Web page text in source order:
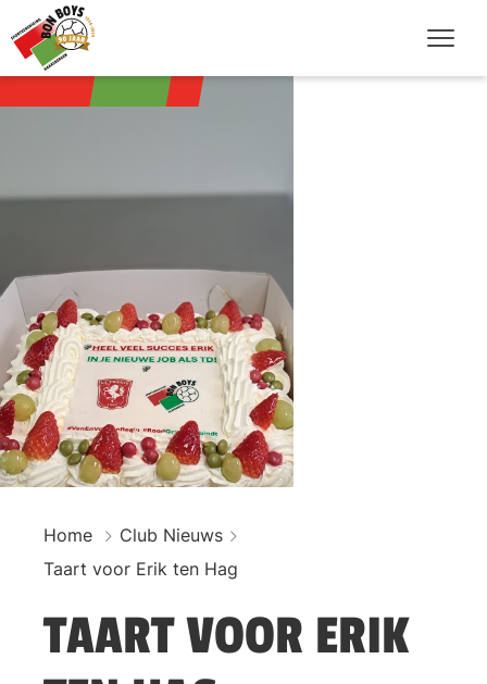
TAART VOOR ERIK
Home
Club Nieuws
Taart voor Erik ten Hag